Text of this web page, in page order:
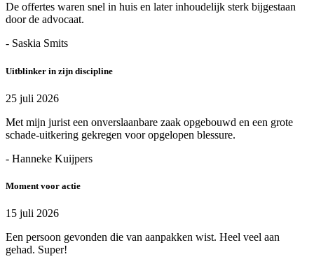
De offertes waren snel in huis en later inhoudelijk sterk bijgestaan
door de advocaat.
- Saskia Smits
Uitblinker in zijn discipline
25 juli 2026
Met mijn jurist een onverslaanbare zaak opgebouwd en een grote
schade-uitkering gekregen voor opgelopen blessure.
- Hanneke Kuijpers
Moment voor actie
15 juli 2026
Een persoon gevonden die van aanpakken wist. Heel veel aan
gehad. Super!